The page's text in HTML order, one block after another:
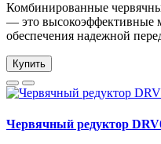
Комбинированные
— это высокоэффективные
обеспечения надежной
Купить
Червячный редуктор